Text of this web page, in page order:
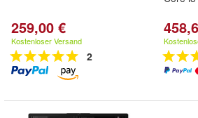
259,00 €
Kostenloser Versand
2